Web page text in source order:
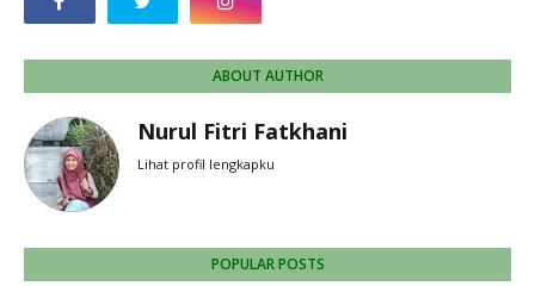
ABOUT AUTHOR
Nurul Fitri Fatkhani
Lihat profil lengkapku
POPULAR POSTS